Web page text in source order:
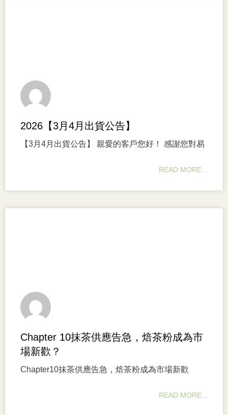
2026【3月4月出貨公告】
【3月4月出貨公告】 親愛的客戶您好！ 感謝您對易
READ MORE...
Chapter 10抹茶供應告急，焙茶粉成為市
場新歡？
Chapter10抹茶供應告急，焙茶粉成為市場新歡
READ MORE...